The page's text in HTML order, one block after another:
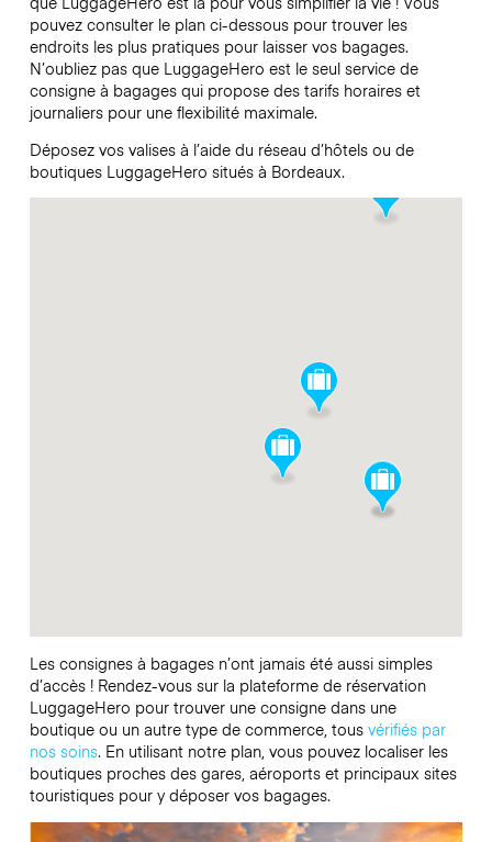
pouvez consulter le plan ci-dessous pour trouver les
endroits les plus pratiques pour laisser vos bagages.
N’oubliez pas que LuggageHero est le seul service de
consigne à bagages qui propose des tarifs horaires et
journaliers pour une flexibilité maximale.
Déposez vos valises à l’aide du réseau d’hôtels ou de
boutiques LuggageHero situés à Bordeaux.
Les consignes à bagages n’ont jamais été aussi simples
d’accès ! Rendez-vous sur la plateforme de réservation
LuggageHero pour trouver une consigne dans une
boutique ou un autre type de commerce, tous vérifiés par
nos soins. En utilisant notre plan, vous pouvez localiser les
boutiques proches des gares, aéroports et principaux sites
touristiques pour y déposer vos bagages.